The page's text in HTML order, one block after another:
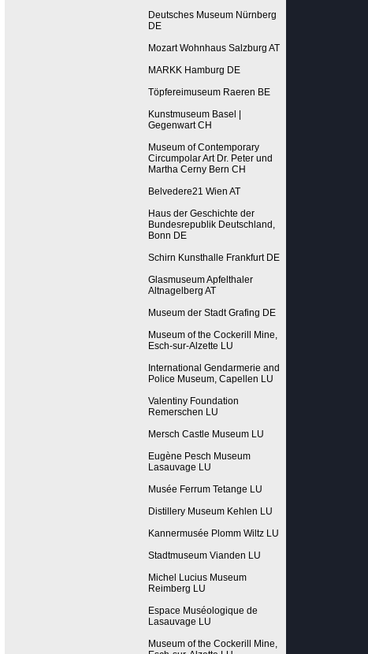
Deutsches Museum Nürnberg
DE
Mozart Wohnhaus Salzburg AT
MARKK Hamburg DE
Töpfereimuseum Raeren BE
Kunstmuseum Basel |
Gegenwart CH
Museum of Contemporary
Circumpolar Art Dr. Peter und
Martha Cerny Bern CH
Belvedere21 Wien AT
Haus der Geschichte der
Bundesrepublik Deutschland,
Bonn DE
Schirn Kunsthalle Frankfurt DE
Glasmuseum Apfelthaler
Altnagelberg AT
Museum der Stadt Grafing DE
Museum of the Cockerill Mine,
Esch-sur-Alzette LU
International Gendarmerie and
Police Museum, Capellen LU
Valentiny Foundation
Remerschen LU
Mersch Castle Museum LU
Eugène Pesch Museum
Lasauvage LU
Musée Ferrum Tetange LU
Distillery Museum Kehlen LU
Kannermusée Plomm Wiltz LU
Stadtmuseum Vianden LU
Michel Lucius Museum
Reimberg LU
Espace Muséologique de
Lasauvage LU
Museum of the Cockerill Mine,